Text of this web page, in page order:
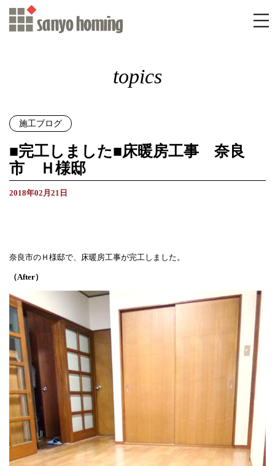
topics
施工ブログ
■完工しました■床暖房工事 奈良
市 Ｈ様邸
2018年02月21日
奈良市のＨ様邸で、床暖房工事が完工しました。
（After）